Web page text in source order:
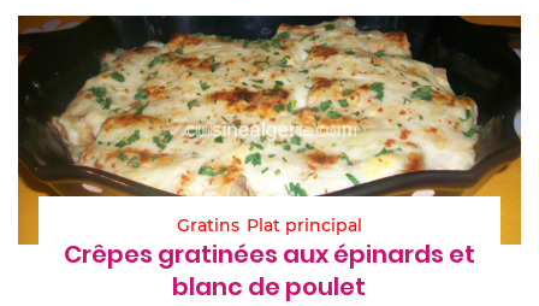
Gratins Plat principal
Crêpes gratinées aux épinards et
blanc de poulet